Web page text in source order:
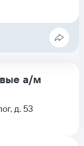
а/м
д. 53